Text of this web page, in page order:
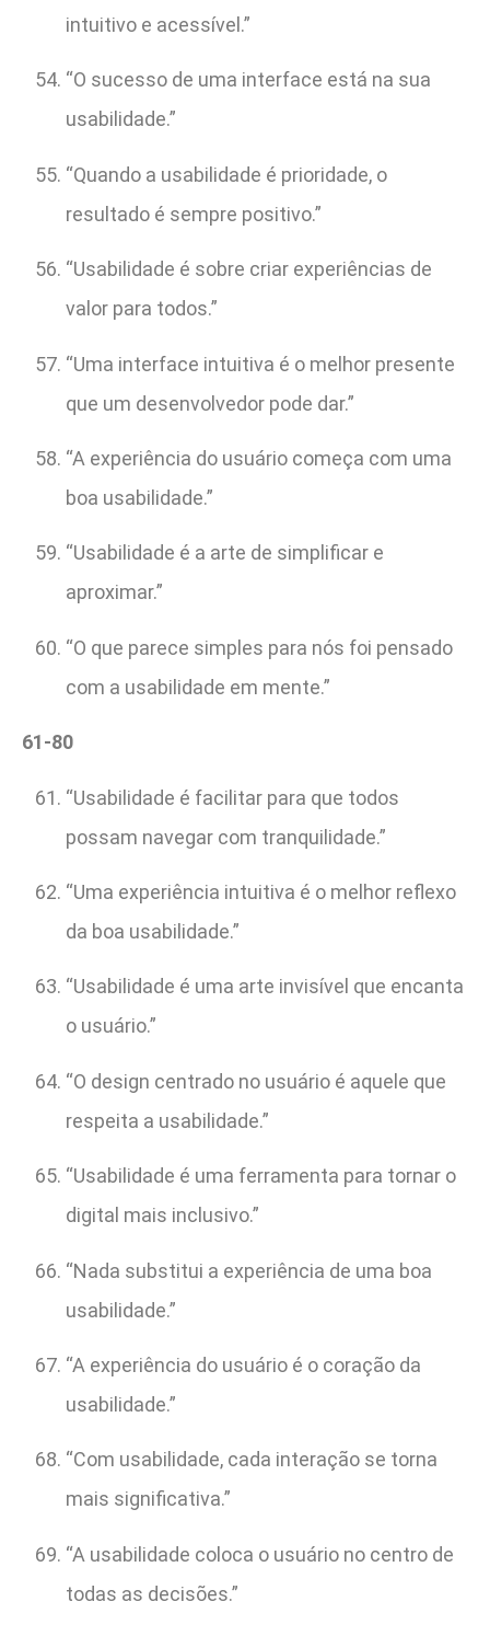
intuitivo e acessível.”
“O sucesso de uma interface está na sua
usabilidade.”
“Quando a usabilidade é prioridade, o
resultado é sempre positivo.”
“Usabilidade é sobre criar experiências de
valor para todos.”
“Uma interface intuitiva é o melhor presente
que um desenvolvedor pode dar.”
“A experiência do usuário começa com uma
boa usabilidade.”
“Usabilidade é a arte de simplificar e
aproximar.”
“O que parece simples para nós foi pensado
com a usabilidade em mente.”
61-80
“Usabilidade é facilitar para que todos
possam navegar com tranquilidade.”
“Uma experiência intuitiva é o melhor reflexo
da boa usabilidade.”
“Usabilidade é uma arte invisível que encanta
o usuário.”
“O design centrado no usuário é aquele que
respeita a usabilidade.”
“Usabilidade é uma ferramenta para tornar o
digital mais inclusivo.”
“Nada substitui a experiência de uma boa
usabilidade.”
“A experiência do usuário é o coração da
usabilidade.”
“Com usabilidade, cada interação se torna
mais significativa.”
“A usabilidade coloca o usuário no centro de
todas as decisões.”